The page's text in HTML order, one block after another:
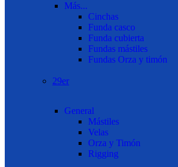
Más...
Cinchas
Funda casco
Funda cubierta
Fundas mástiles
Fundas Orza y timón
29er
General
Mástiles
Velas
Orza y Timón
Rigging